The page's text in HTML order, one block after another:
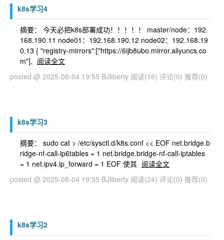
k8s学习4
摘要： 今天必把k8s部署成功！！！！！ master/node：192.
168.190.11 node01：192.168.190.12 node02：192.168.19
0.13 { "registry-mirrors":["https://6ijb8ubo.mirror.aliyuncs.co
m"], 阅读全文
posted @ 2025-08-04 19:55 BJliberty 阅读(16) 评论(0) 推荐(0)
k8s学习3
摘要： sudo cat > /etc/sysctl.d/k8s.conf << EOF net.bridge.b
ridge-nf-call-ip6tables = 1 net.bridge.bridge-nf-call-iptables
= 1 net.ipv4.ip_forward = 1 EOF 使其 阅读全文
posted @ 2025-08-04 19:55 BJliberty 阅读(24) 评论(0) 推荐(0)
k8s学习2